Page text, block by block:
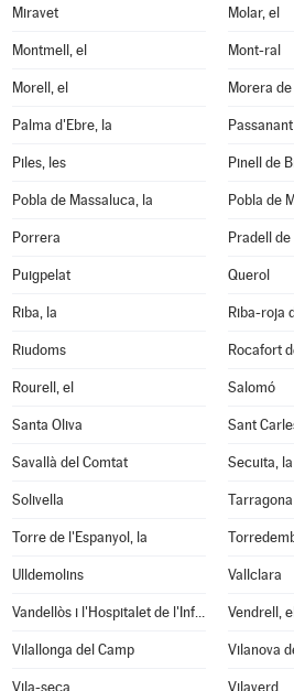
Miravet Molar, el
Montmell, el Mont-ral
Morell, el Morera
Palma d'Ebre, la Passanant
Piles, les Pinell de
Pobla de Massaluca, la Pobla de
Porrera Pradell
Puigpelat Querol
Riba, la Riba-roja
Riudoms Rocafort
Rourell, el Salomó
Santa Oliva Sant
Savallà del Comtat Secuita, la
Solivella Tarragona
Torre de l'Espanyol, la
Ulldemolins Vallclara
Vandellòs i l'Hospitalet de l'Infant Vendrell, el
Vilallonga del Camp Vilanova
Vila-seca Vilaverd